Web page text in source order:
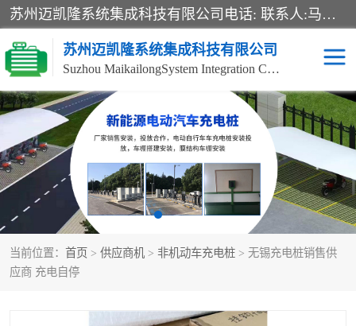
苏州迈凯隆系统集成科技有限公司电话: 联系人:马杰森 销售安装视频监控、报警系统、电话交换机、门禁考勤、巡更系统、呼叫对讲系统、停车场道闸、智能家居、广播系统、综合布线、办公设备、电子商务软件、网络工程、酒店门锁系列 系统集成、VOD视频点播、LED显示屏、节能产品、USP电源、收银机等弱电及智能化项目。
苏州迈凯隆系统集成科技有限公司
Suzhou MaikailongSystem Integration Co., Ltd.
当前位置： 首页 > 供应商机 > 非机动车充电桩 > 无锡充电桩销售供
应商 充电自停
非机动车充电桩 电瓶车充电桩
电动自行车充电桩 两轮电动车充电桩
充电桩